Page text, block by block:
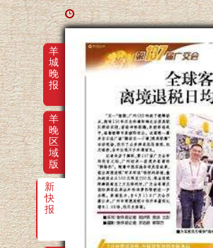
羊
城
晚
报
羊
晚
区
域
版
新
快
报